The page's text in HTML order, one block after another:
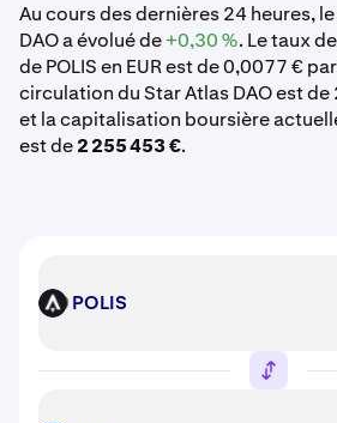
Au cours des dernières 24 heures,
DAO a évolué de+0,30 %. Le taux
de POLIS en EUR est de 0,0077 €
circulation du Star Atlas DAO est de
et la capitalisation boursière
est de2 255 453 €.
POLIS POLIS